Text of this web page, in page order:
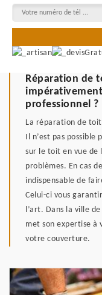
Réparation de
professionnel ?
La réparation de
Il n’est pas
sur le toit en vue de
problèmes. En cas
indispensable de
Celui-ci vous
l’art. Dans la ville de
met son expertise à
votre couverture.